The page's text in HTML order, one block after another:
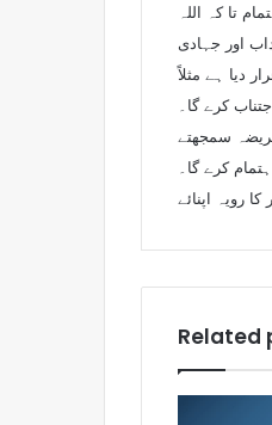
تا کہ اللہ
اور جہادی
دیا ہے مثلاً
کرے گا۔
سمجھتے
کرے گا۔
رویہ اپنائے
Related